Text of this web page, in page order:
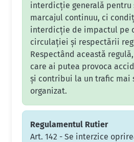
interdicție generală pentru
marcajul continuu, ci
interdicție de impactul pe
circulației și respectării
Respectând această
care ai putea provoca
și contribui la un trafic mai
organizat.
Regulamentul Rutier
Art. 142 - Se interzice